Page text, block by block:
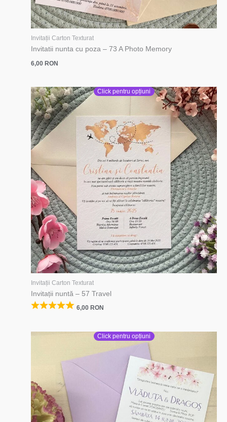
Invitații Carton Texturat
Invitatii nunta cu poza – 73 A Photo Memory
6,00RON
Click pentru opțiuni
Invitații Carton Texturat
Invitații nuntă – 57 Travel
6,00 RON
Click pentru opțiuni